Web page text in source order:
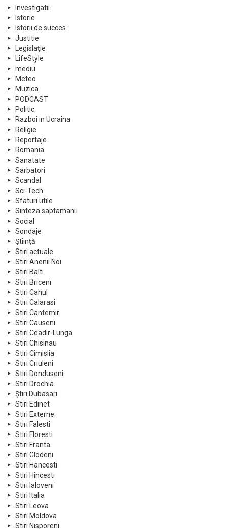
Investigatii
Istorie
Istorii de succes
Justitie
Legislație
LifeStyle
mediu
Meteo
Muzica
PODCAST
Politic
Razboi in Ucraina
Religie
Reportaje
Romania
Sanatate
Sarbatori
Scandal
Sci-Tech
Sfaturi utile
Sinteza saptamanii
Social
Sondaje
Știință
Stiri actuale
Stiri Anenii Noi
Stiri Balti
Stiri Briceni
Stiri Cahul
Stiri Calarasi
Stiri Cantemir
Stiri Causeni
Stiri Ceadir-Lunga
Stiri Chisinau
Stiri Cimislia
Stiri Criuleni
Stiri Donduseni
Stiri Drochia
Știri Dubasari
Stiri Edinet
Stiri Externe
Stiri Falesti
Stiri Floresti
Stiri Franta
Stiri Glodeni
Stiri Hancesti
Stiri Hincesti
Stiri Ialoveni
Stiri Italia
Stiri Leova
Stiri Moldova
Stiri Nisporeni